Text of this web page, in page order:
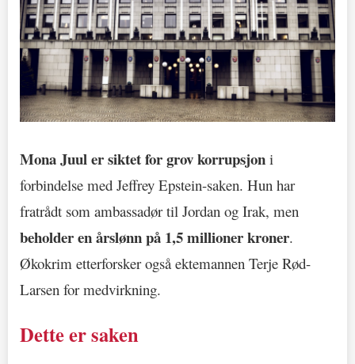
Mona Juul er siktet for grov korrupsjon i
forbindelse med Jeffrey Epstein-saken. Hun har
fratrådt som ambassadør til Jordan og Irak, men
beholder en årslønn på 1,5 millioner kroner.
Økokrim etterforsker også ektemannen Terje Rød-
Larsen for medvirkning.
Dette er saken